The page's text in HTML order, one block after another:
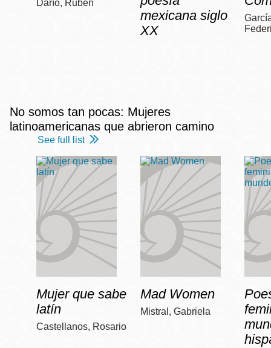
Darío, Rubén
mexicana siglo
XX
No somos tan pocas: Mujeres
latinoamericanas que abrieron camino
See full list
Mujer que sabe
latín
Castellanos, Rosario
Mad Women
Mistral, Gabriela